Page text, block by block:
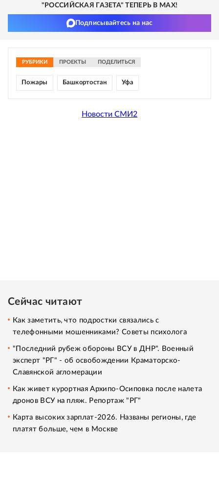
"РОССИЙСКАЯ ГАЗЕТА" ТЕПЕРЬ В MAX!
Подписывайтесь на нас
РУБРИКИ ПРОЕКТЫ ПОДЕЛИТЬСЯ
Пожары Башкортостан Уфа
Новости СМИ2
Сейчас читают
Как заметить, что подростки связались с
телефонными мошенниками? Советы психолога
"Последний рубеж обороны ВСУ в ДНР". Военный
эксперт "РГ" - об освобождении Краматорско-
Славянской агломерации
Как живет курортная Архипо-Осиповка после налета
дронов ВСУ на пляж. Репортаж "РГ"
Карта высоких зарплат-2026. Названы регионы, где
платят больше, чем в Москве